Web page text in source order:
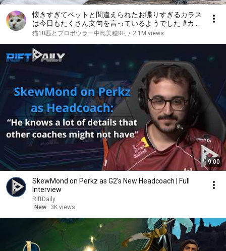
懐きすぎてペットと間違えられたお喋りすぎるカラス
は今日もたくさん文句を言っているようでした #カラ
ス ｜Friendly Crow
猫10匹とプロボウラー中島美穂ꕤ︎︎·͜· • 2.1M views
9:00
SkewMond on Perkz as G2's New Headcoach | Full
Interview
RiftDaily
New
3K views